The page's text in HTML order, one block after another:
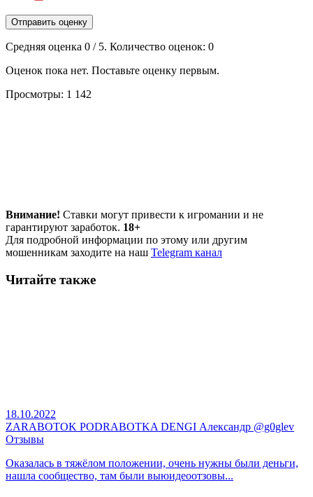
Отправить оценку
Средняя оценка 0 / 5. Количество оценок: 0
Оценок пока нет. Поставьте оценку первым.
Просмотры: 1 142
Внимание! Ставки могут привести к игромании и не
гарантируют заработок. 18+
Для подробной информации по этому или другим
мошенникам заходите на наш Telegram канал
Читайте также
18.10.2022
ZARABOTOK PODRABOTKA DENGI Александр @g0glev
Отзывы
Оказалась в тяжёлом положении, очень нужны были деньги,
нашла сообщество, там были выюидеоотзовы...